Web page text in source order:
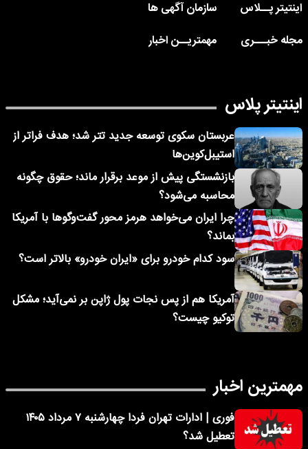
اینتیتر پــلاس
سازمان آگهی ها
مجله خبـــری
مهمتریــن اخبار
اینتیتر پلاس
عربستان سکوی توسعه جدید تتر شد؛ هدف فراتر از
استیبل‌کوین‌ها
بازنشستگی پیش از موعد برقرار ماند؛ حقوق چگونه
محاسبه می‌شود؟
چرا ایران می‌خواهد هرمز محور گفت‌وگوها با آمریکا
بماند؟
سود کدام خودرو برای «ایران خودرو» بالاتر است؟
آمریکا هم از پس نجات پول ژاپن بر نمی‌آید؛ مشکل
توکیو چیست؟
مهمترین اخبار
فوری | ادارات تهران فردا چهارشنبه ۷ مرداد ۱۴۰۵
تعطیل شد؟